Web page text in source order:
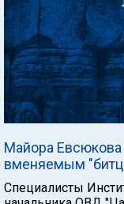
Майора
вменяемым
Специалисты